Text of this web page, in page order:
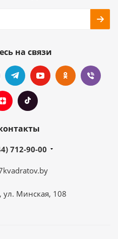
на связи
712-90-00
ул. Минская, 108